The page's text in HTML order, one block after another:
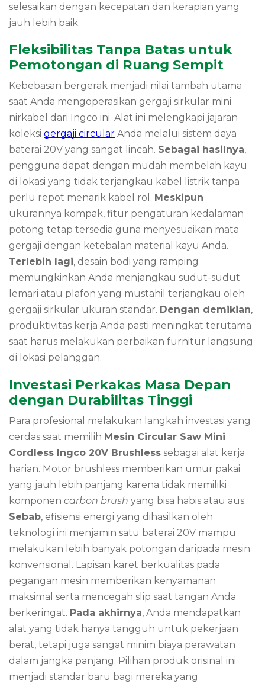
selesaikan dengan kecepatan dan kerapian yang
jauh lebih baik.
Fleksibilitas Tanpa Batas untuk
Pemotongan di Ruang Sempit
Kebebasan bergerak menjadi nilai tambah utama
saat Anda mengoperasikan gergaji sirkular mini
nirkabel dari Ingco ini. Alat ini melengkapi jajaran
koleksi gergaji circular Anda melalui sistem daya
baterai 20V yang sangat lincah. Sebagai hasilnya,
pengguna dapat dengan mudah membelah kayu
di lokasi yang tidak terjangkau kabel listrik tanpa
perlu repot menarik kabel rol. Meskipun
ukurannya kompak, fitur pengaturan kedalaman
potong tetap tersedia guna menyesuaikan mata
gergaji dengan ketebalan material kayu Anda.
Terlebih lagi, desain bodi yang ramping
memungkinkan Anda menjangkau sudut-sudut
lemari atau plafon yang mustahil terjangkau oleh
gergaji sirkular ukuran standar. Dengan demikian,
produktivitas kerja Anda pasti meningkat terutama
saat harus melakukan perbaikan furnitur langsung
di lokasi pelanggan.
Investasi Perkakas Masa Depan
dengan Durabilitas Tinggi
Para profesional melakukan langkah investasi yang
cerdas saat memilih Mesin Circular Saw Mini
Cordless Ingco 20V Brushless sebagai alat kerja
harian. Motor brushless memberikan umur pakai
yang jauh lebih panjang karena tidak memiliki
komponen carbon brush yang bisa habis atau aus.
Sebab, efisiensi energi yang dihasilkan oleh
teknologi ini menjamin satu baterai 20V mampu
melakukan lebih banyak potongan daripada mesin
konvensional. Lapisan karet berkualitas pada
pegangan mesin memberikan kenyamanan
maksimal serta mencegah slip saat tangan Anda
berkeringat. Pada akhirnya, Anda mendapatkan
alat yang tidak hanya tangguh untuk pekerjaan
berat, tetapi juga sangat minim biaya perawatan
dalam jangka panjang. Pilihan produk orisinal ini
menjadi standar baru bagi mereka yang